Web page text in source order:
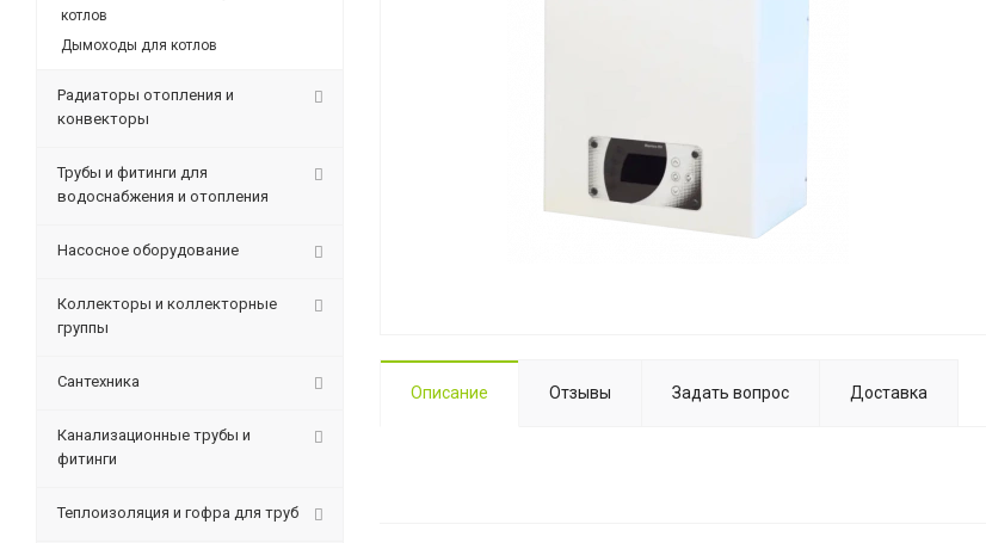
Описание Отзывы Задать вопрос Доставка
котлов
Дымоходы для котлов
Радиаторы отопления и
конвекторы
Трубы и фитинги для
водоснабжения и отопления
Насосное оборудование
Коллекторы и коллекторные
группы
Сантехника
Канализационные трубы и
фитинги
Теплоизоляция и гофра для труб